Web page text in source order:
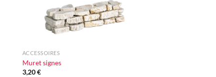
ACCESSOIRES
Muret signes
3,20€